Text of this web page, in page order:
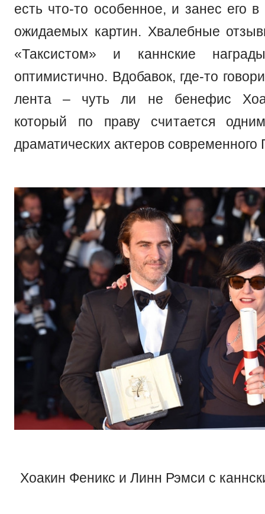
есть что-то особенное, и занес его в
ожидаемых картин. Хвалебные
«Таксистом» и каннские
оптимистично. Вдобавок, где-то
лента – чуть ли не бенефис
который по праву считается
драматических актеров современного
Хоакин Феникс и Линн Рэмси с